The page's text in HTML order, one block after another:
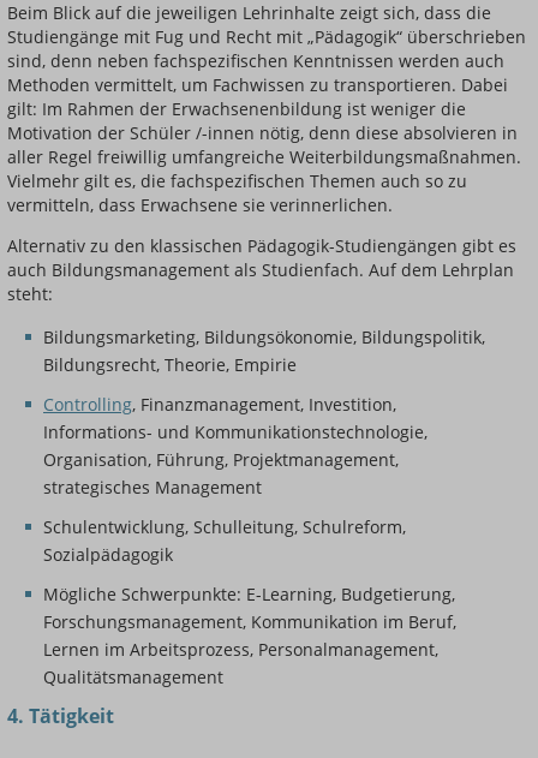
Beim Blick auf die jeweiligen Lehrinhalte zeigt sich, dass die
Studiengänge mit Fug und Recht mit „Pädagogik“ überschrieben
sind, denn neben fachspezifischen Kenntnissen werden auch
Methoden vermittelt, um Fachwissen zu transportieren. Dabei
gilt: Im Rahmen der Erwachsenenbildung ist weniger die
Motivation der Schüler /-innen nötig, denn diese absolvieren in
aller Regel freiwillig umfangreiche Weiterbildungsmaßnahmen.
Vielmehr gilt es, die fachspezifischen Themen auch so zu
vermitteln, dass Erwachsene sie verinnerlichen.
Alternativ zu den klassischen Pädagogik-Studiengängen gibt es
auch Bildungsmanagement als Studienfach. Auf dem Lehrplan
steht:
Bildungsmarketing, Bildungsökonomie, Bildungspolitik,
Bildungsrecht, Theorie, Empirie
Controlling, Finanzmanagement, Investition,
Informations- und Kommunikationstechnologie,
Organisation, Führung, Projektmanagement,
strategisches Management
Schulentwicklung, Schulleitung, Schulreform,
Sozialpädagogik
Mögliche Schwerpunkte: E-Learning, Budgetierung,
Forschungsmanagement, Kommunikation im Beruf,
Lernen im Arbeitsprozess, Personalmanagement,
Qualitätsmanagement
4. Tätigkeit